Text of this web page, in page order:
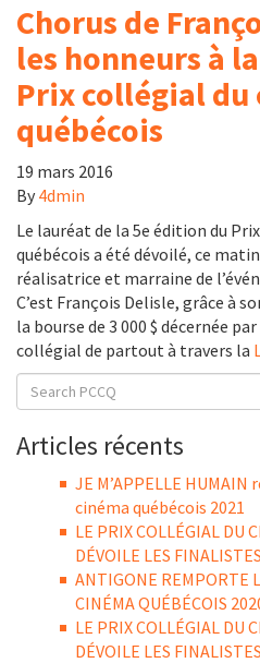
Chorus de
les honneurs à
Prix collégial du
québécois
19 mars 2016
By 4dmin
Le lauréat de la 5e édition du
québécois a été dévoilé, ce
réalisatrice et marraine de
C’est François Delisle, grâce à
la bourse de 3 000 $ décernée
collégial de partout à travers la
Search
for:
Articles récents
JE M’APPELLE
cinéma québécois 2021
LE PRIX COLLÉGIAL DU
DÉVOILE LES
ANTIGONE REMPORTE
CINÉMA QUÉBÉCOIS
LE PRIX COLLÉGIAL DU
DÉVOILE LES